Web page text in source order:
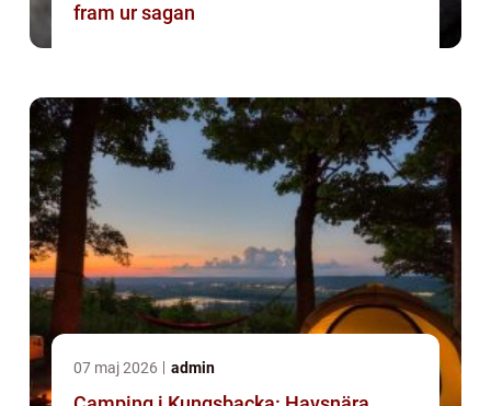
fram ur sagan
07 maj 2026 admin